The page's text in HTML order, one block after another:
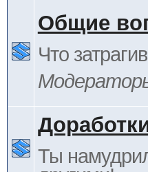
Общие
Что
Ты